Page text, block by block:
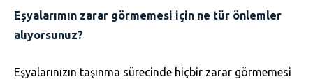
Eşyalarımın zarar görmemesi için ne tür önlemler
alıyorsunuz?
Eşyalarınızın taşınma sürecinde hiçbir zarar görmemesi